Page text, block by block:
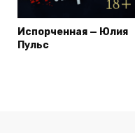
Испорченная — Юлия
Пульс